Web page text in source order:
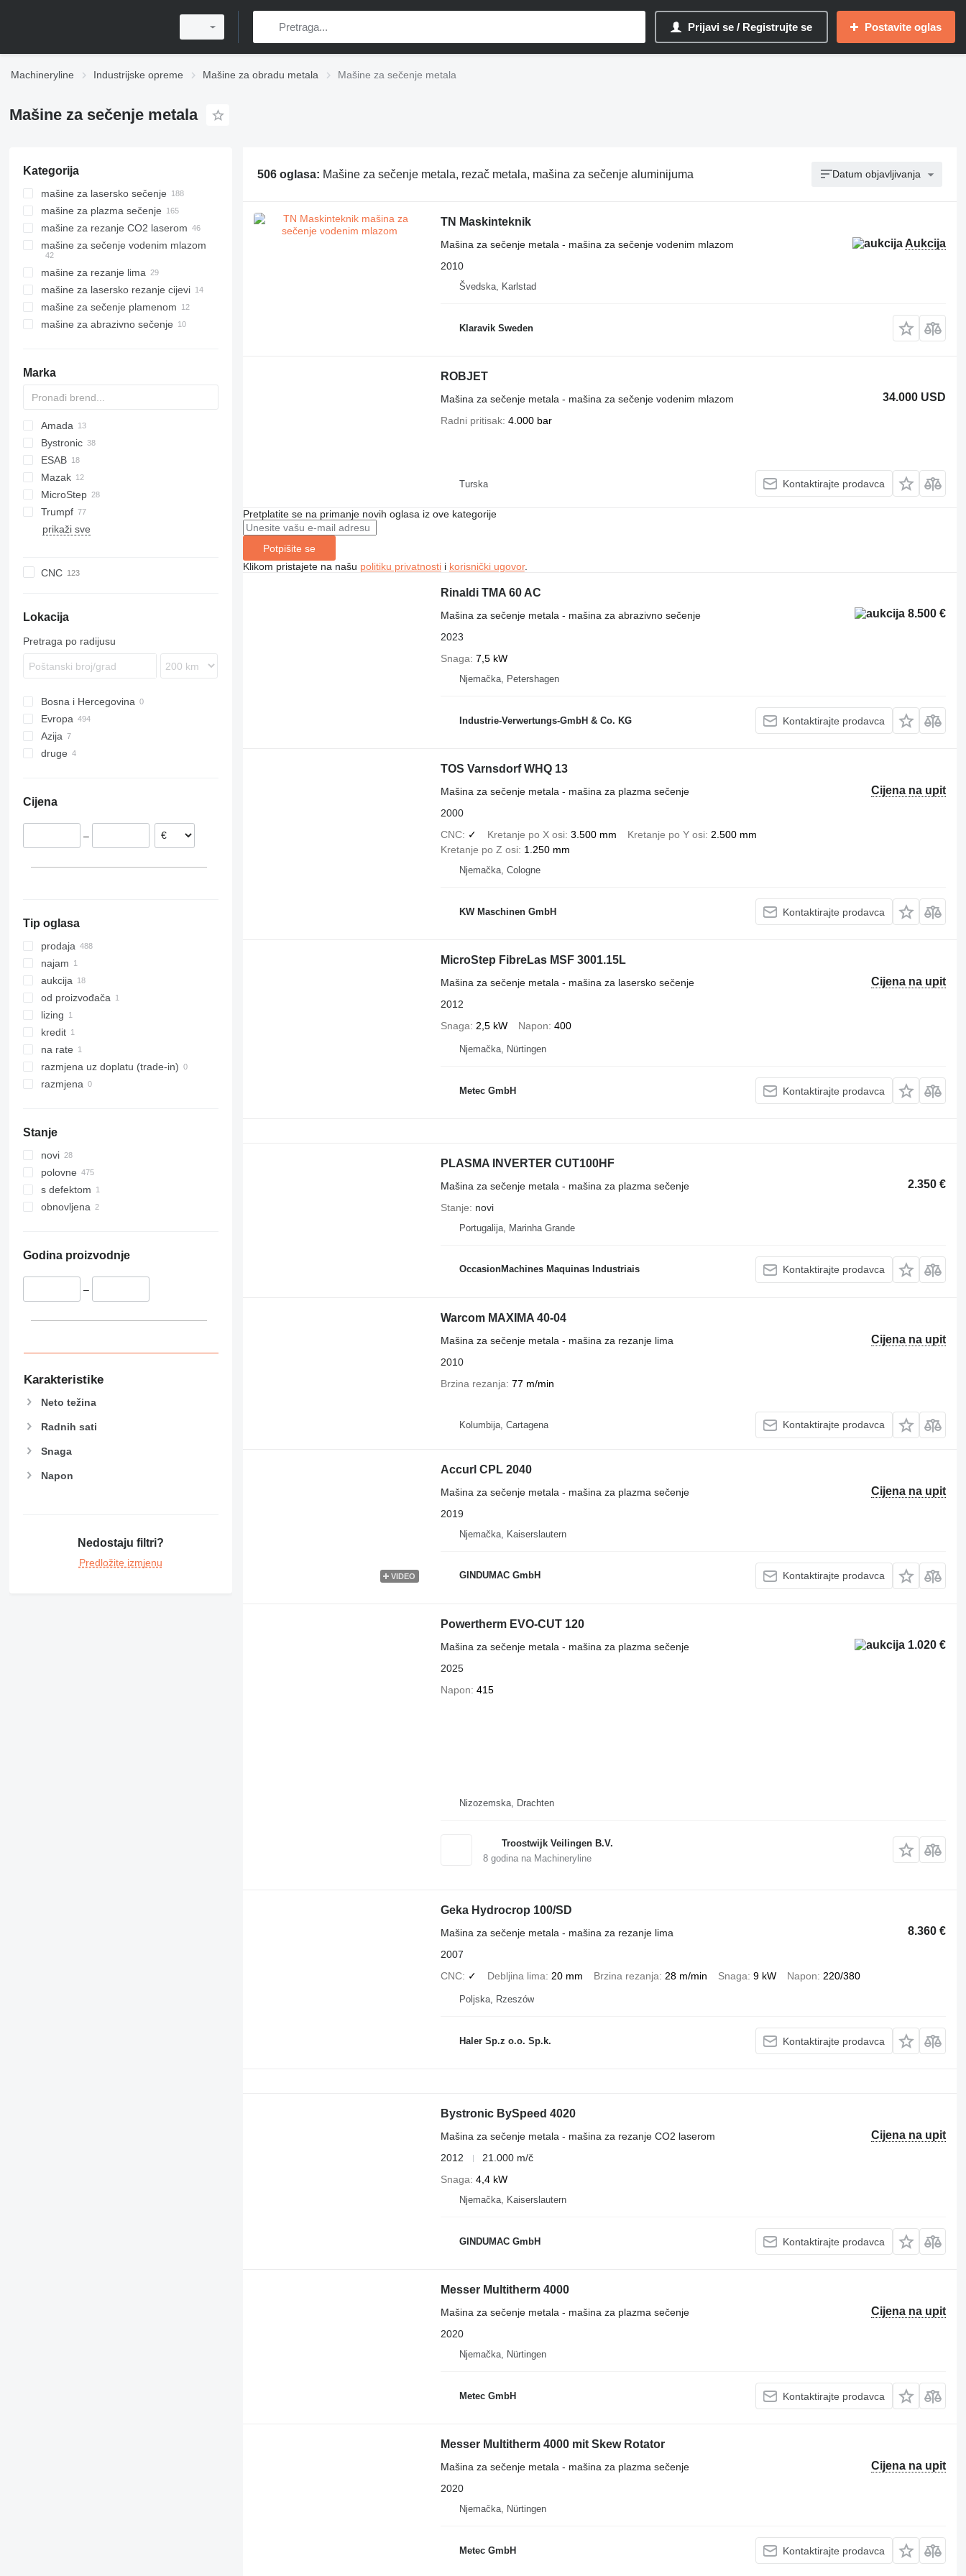
Prijavi se / Registrujte se Postavite oglas
Machineryline Industrijske opreme Mašine za obradu metala Mašine za sečenje metala
Mašine za sečenje metala
Kategorija
mašine za lasersko sečenje
mašine za plazma sečenje
mašine za rezanje CO2 laserom
mašine za sečenje vodenim mlazom
mašine za rezanje lima
mašine za lasersko rezanje cijevi
mašine za sečenje plamenom
mašine za abrazivno sečenje
Marka
Amada
Ensis
Bystronic
BySprint Fiber
ESAB
1600
Shark
Mazak
Super Turbo X
MicroStep
TS
Trumpf
TruLaser
prikaži sve
CNC
Lokacija
Pretraga po radijusu
Bosna i Hercegovina
Evropa
Nizozemska
Španjolska
Austrija
Azija
Turska
druge
Cijena
–
Tip oglasa
prodaja
najam
aukcija
od proizvođača
lizing
kredit
na rate
razmjena uz doplatu (trade-in)
razmjena
Stanje
novi
polovne
s defektom
obnovljena
Godina proizvodnje
–
Karakteristike
Neto težina
Radnih sati
Snaga
Napon
Nedostaju filtri?
Predložite izmjenu
506 oglasa: Mašine za sečenje metala, rezač metala, mašina za sečenje aluminijuma Datum objavljivanja
TN Maskinteknik
Aukcija
Mašina za sečenje metala - mašina za sečenje vodenim mlazom
2010
Švedska, Karlstad
Klaravik Sweden
ROBJET
34.000 USD
Mašina za sečenje metala - mašina za sečenje vodenim mlazom
Radni pritisak 4.000 bar
Turska Kontaktirajte prodavca
Pretplatite se na primanje novih oglasa iz ove kategorije
Potpišite se
Klikom pristajete na našu politiku privatnostii korisnički ugovor.
Rinaldi TMA 60 AC
8.500 €
Mašina za sečenje metala - mašina za abrazivno sečenje
2023
Snaga 7,5 kW
Njemačka, Petershagen
Industrie-Verwertungs-GmbH & Co. KG Kontaktirajte prodavca
TOS Varnsdorf WHQ 13
Cijena na upit
Mašina za sečenje metala - mašina za plazma sečenje
2000
CNC
✓ Kretanje po X osi 3.500 mm Kretanje po Y osi 2.500 mm
Kretanje po Z osi 1.250 mm
Njemačka, Cologne
KW Maschinen GmbH Kontaktirajte prodavca
MicroStep FibreLas MSF 3001.15L
Cijena na upit
Mašina za sečenje metala - mašina za lasersko sečenje
2012
Snaga
2,5 kW Napon 400
Njemačka, Nürtingen
Metec GmbH Kontaktirajte prodavca
PLASMA INVERTER CUT100HF
2.350 €
Mašina za sečenje metala - mašina za plazma sečenje
Stanje
novi
Portugalija, Marinha Grande
OccasionMachines Maquinas Industriais Kontaktirajte prodavca
Warcom MAXIMA 40-04
Cijena na upit
Mašina za sečenje metala - mašina za rezanje lima
2010
Brzina rezanja 77 m/min
Kolumbija, Cartagena Kontaktirajte prodavca
VIDEO
Accurl CPL 2040
Cijena na upit
Mašina za sečenje metala - mašina za plazma sečenje
2019
Njemačka, Kaiserslautern
GINDUMAC GmbH Kontaktirajte prodavca
Powertherm EVO-CUT 120
1.020 €
Mašina za sečenje metala - mašina za plazma sečenje
2025
Napon 415
Nizozemska, Drachten
Troostwijk Veilingen B.V.
8godina na Machineryline
Geka Hydrocrop 100/SD
8.360 €
Mašina za sečenje metala - mašina za rezanje lima
2007
CNC
✓ Debljina lima 20 mm Brzina rezanja 28 m/min Snaga 9 kW Napon 220/380
Poljska, Rzeszów
Haler Sp.z o.o. Sp.k. Kontaktirajte prodavca
Bystronic BySpeed 4020
Cijena na upit
Mašina za sečenje metala - mašina za rezanje CO2 laserom
2012
21.000 m/č
Snaga 4,4 kW
Njemačka, Kaiserslautern
GINDUMAC GmbH Kontaktirajte prodavca
Messer Multitherm 4000
Cijena na upit
Mašina za sečenje metala - mašina za plazma sečenje
2020
Njemačka, Nürtingen
Metec GmbH Kontaktirajte prodavca
Messer Multitherm 4000 mit Skew Rotator
Cijena na upit
Mašina za sečenje metala - mašina za plazma sečenje
2020
Njemačka, Nürtingen
Metec GmbH Kontaktirajte prodavca